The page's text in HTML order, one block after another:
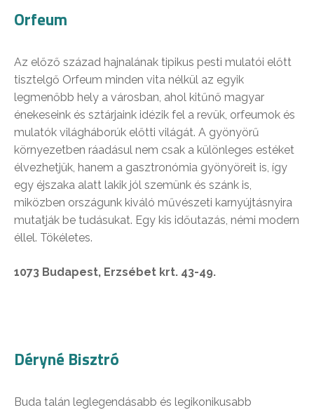
Orfeum
Az előző század hajnalának tipikus pesti mulatói előtt
tisztelgő Orfeum minden vita nélkül az egyik
legmenőbb hely a városban, ahol kitűnő magyar
énekeseink és sztárjaink idézik fel a revük, orfeumok és
mulatók világháborúk előtti világát. A gyönyörű
környezetben ráadásul nem csak a különleges estéket
élvezhetjük, hanem a gasztronómia gyönyöreit is, így
egy éjszaka alatt lakik jól szemünk és szánk is,
miközben országunk kiváló művészeti karnyújtásnyira
mutatják be tudásukat. Egy kis időutazás, némi modern
éllel. Tökéletes.
1073 Budapest, Erzsébet krt. 43-49.
Déryné Bisztró
Buda talán leglegendásabb és legikonikusabb